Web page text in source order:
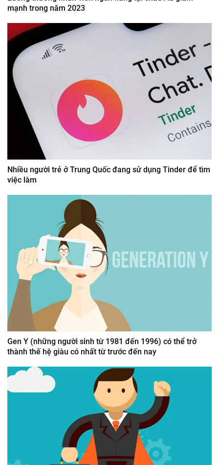
mạnh trong năm 2023
Nhiều người trẻ ở Trung Quốc đang sử dụng Tinder để tìm
việc làm
Gen Y (những người sinh từ 1981 đến 1996) có thể trở
thành thế hệ giàu có nhất từ trước đến nay